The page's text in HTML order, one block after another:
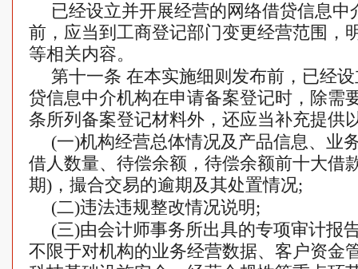
已经设立并开展经营的网络借贷信息
前，应当到工商登记部门变更经营范围，
等相关内容。
第十一条 在本实施细则发布前，已经
贷信息中介机构在申请备案登记时，除需
条所列备案登记材料外，还应当补充提供
(一)机构经营总体情况及产品信息、业
借人数量、待偿余额，待偿余额前十大借
期)，撮合交易的逾期及其处置情况;
(二)违法违规整改情况说明;
(三)由会计师事务所出具的专项审计报
不限于对机构的业务经营数据、客户资金